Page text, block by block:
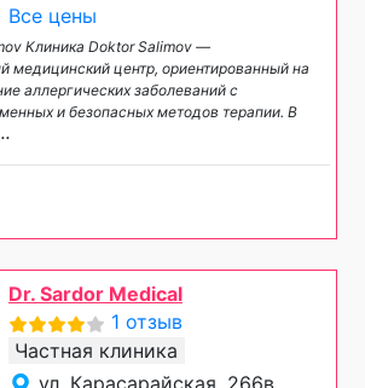
Все цены
Клиника Doktor Salimov —
медицинский центр, ориентированный на
аллергических заболеваний с
и безопасных методов терапии. В
Dr. Sardor Medical
1 отзыв
Частная клиника
ул. Карасарайская, 266в,